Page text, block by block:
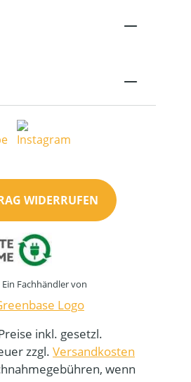
WIDERRUFEN
Ein Fachhändler von
inkl. gesetzl.
zzgl. Versandkosten
wenn